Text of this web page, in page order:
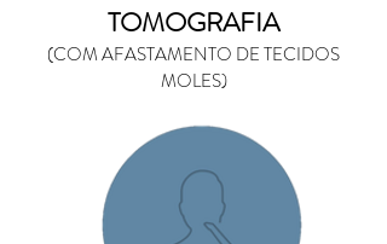
TOMOGRAFIA
(COM AFASTAMENTO DE TECIDOS
MOLES)